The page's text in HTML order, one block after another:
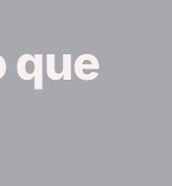
que